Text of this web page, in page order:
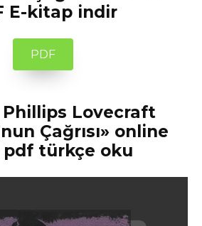
E-kitap indir
PDF
Phillips Lovecraft
Çağrısı» online
pdf türkçe oku